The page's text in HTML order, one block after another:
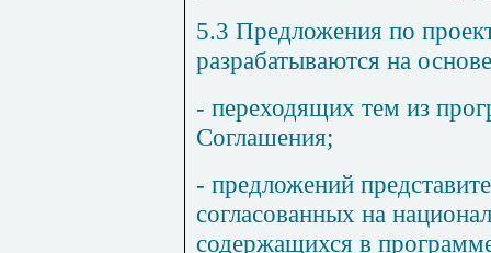
5.3 Предложения по
разрабатываются на
- переходящих тем из
Соглашения;
- предложений
согласованных на
содержащихся в